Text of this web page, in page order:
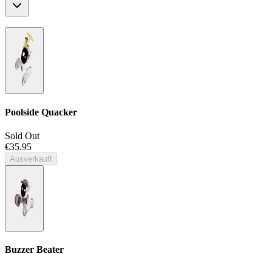
Poolside Quacker
Sold Out
€35.95
Ausverkauft
Buzzer Beater